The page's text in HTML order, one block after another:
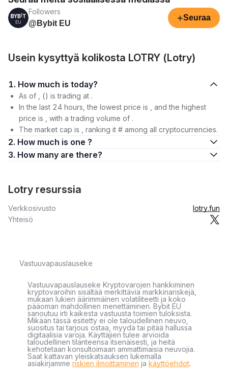
Followers
@Bybit EU
+Seuraa
Usein kysyttyä kolikosta LOTRY (Lotry)
1. How much is today?
As of , () is trading at .
In the last 24 hours, the lowest price is , and the highest
price is , with a trading volume of .
The market cap is , ranking it # among all cryptocurrencies.
2. How much is one ?
3. How many are there?
Lotry resurssia
Verkkosivusto
lotry.fun
Yhteisö
Vastuuvapauslauseke
Vastuuvapauslauseke Kryptovarojen hankkiminen
kryptovaroihin sisältää merkittäviä markkinariskejä,
mukaan lukien äärimmäinen volatiliteetti ja koko
pääoman mahdollinen menettäminen. Bybit EU
sanoutuu irti kaikesta vastuusta toimien tuloksista.
Mikään tässä esitetty ei ole taloudellinen neuvo,
suositus tai tarjous ostaa, myydä tai pitää hallussa
digitaalisia varoja. Käyttäjien tulee arvioida
taloudellinen tilanteensa itsenäisesti, ja heitä
kehotetaan konsultoimaan ammattimaisia neuvojia.
Saat kattavan yleiskatsauksen lukemalla
asiakirjamme riskien ilmoittaminen ja käyttöehdot.